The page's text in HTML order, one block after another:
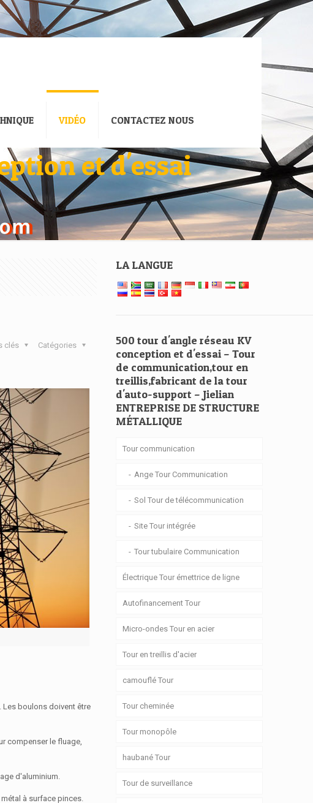
VIDÉO CONTACTEZ NOUS
et d'essai
Catégories
clés
boulons doivent être
compenser le fluage,
d'aluminium.
à surface pinces.
LA LANGUE
500 tour d'angle réseau KV
conception et d'essai – Tour
de communication,tour en
treillis,fabricant de la tour
d'auto-support – Jielian
ENTREPRISE DE STRUCTURE
MÉTALLIQUE
Tour communication
Ange Tour Communication
Sol Tour de télécommunication
Site Tour intégrée
Tour tubulaire Communication
Électrique Tour émettrice de ligne
Autofinancement Tour
Micro-ondes Tour en acier
Tour en treillis d'acier
camouflé Tour
Tour cheminée
Tour monopôle
haubané Tour
Tour de surveillance